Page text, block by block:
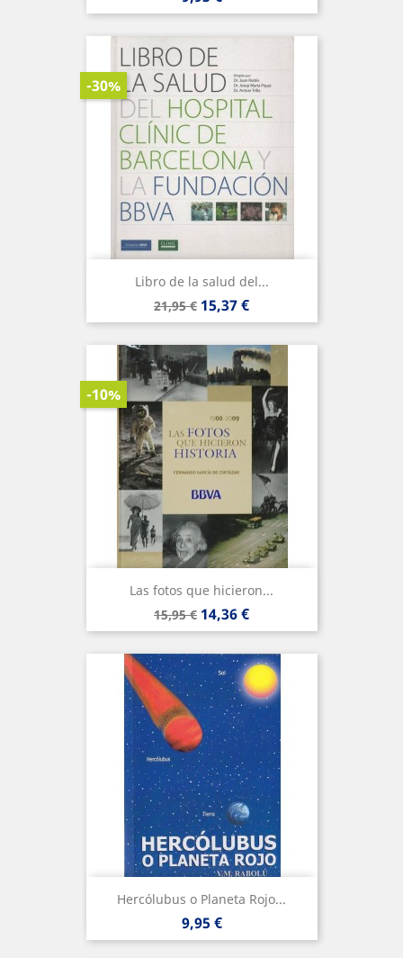
Libro de la salud del...
Precio
base
21,95 €
-30%
Precio
15,37 €
Las fotos que hicieron...
Precio
base
15,95 €
-10%
Precio
14,36 €
Hercólubus o Planeta Rojo...
Precio
9,95 €